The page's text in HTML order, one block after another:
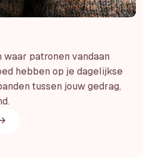
patronen vandaan
hebben op je dagelijkse
tussen jouw gedrag,